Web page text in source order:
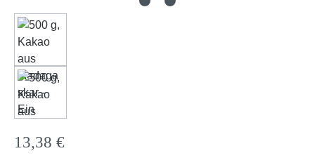
Regulärer Preis:
13,38 €